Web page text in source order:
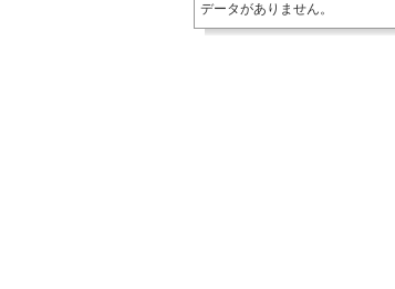
データがありません。